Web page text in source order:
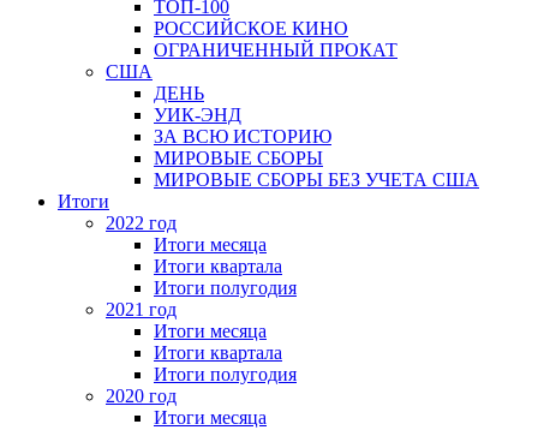
ТОП-100
РОССИЙСКОЕ КИНО
ОГРАНИЧЕННЫЙ ПРОКАТ
США
ДЕНЬ
УИК-ЭНД
ЗА ВСЮ ИСТОРИЮ
МИРОВЫЕ СБОРЫ
МИРОВЫЕ СБОРЫ БЕЗ УЧЕТА США
Итоги
2022 год
Итоги месяца
Итоги квартала
Итоги полугодия
2021 год
Итоги месяца
Итоги квартала
Итоги полугодия
2020 год
Итоги месяца